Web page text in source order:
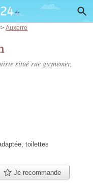
> Auxerre
situé rue guynemer,
toilettes
Je recommande